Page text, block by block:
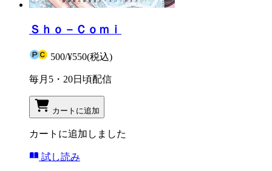
Ｓｈｏ－Ｃｏｍｉ
500/¥550(税込)
毎月5・20日頃配信
カートに追加
カートに追加しました
試し読み